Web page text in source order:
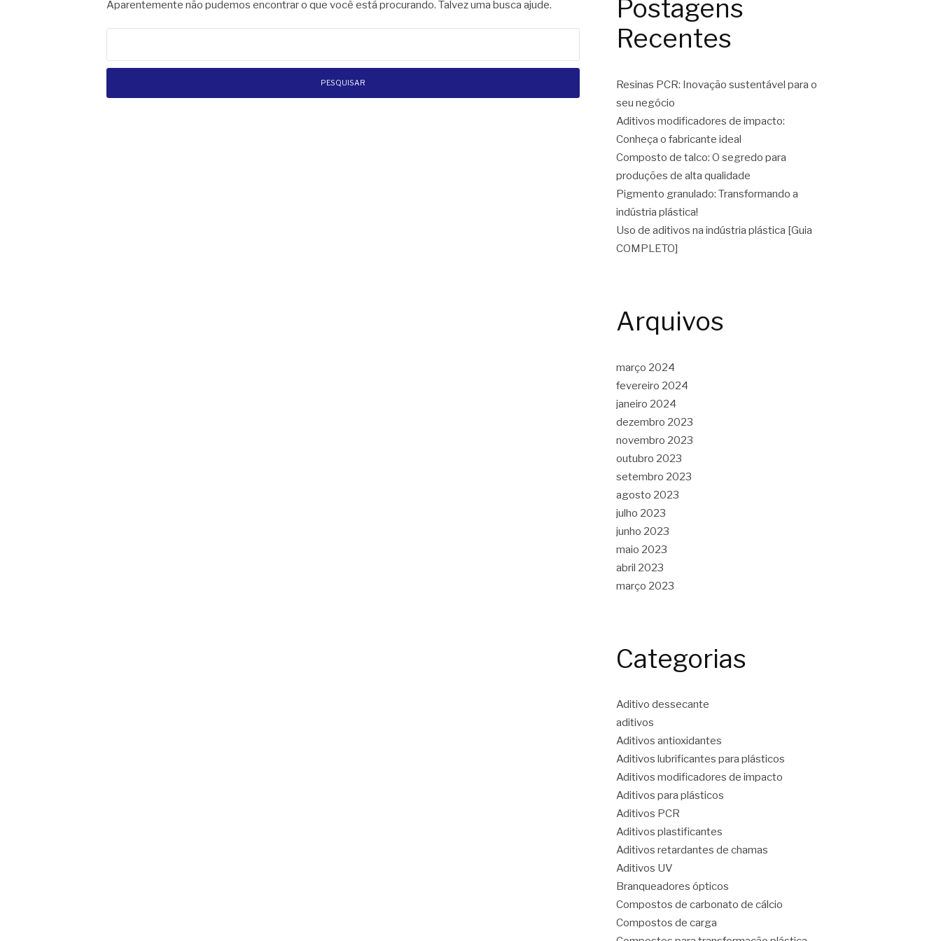
Aparentemente não pudemos encontrar o que você está procurando. Talvez uma busca ajude.
Postagens
Recentes
Resinas PCR: Inovação sustentável para o
seu negócio
Aditivos modificadores de impacto:
Conheça o fabricante ideal
Composto de talco: O segredo para
produções de alta qualidade
Pigmento granulado: Transformando a
indústria plástica!
Uso de aditivos na indústria plástica [Guia
COMPLETO]
Arquivos
março 2024
fevereiro 2024
janeiro 2024
dezembro 2023
novembro 2023
outubro 2023
setembro 2023
agosto 2023
julho 2023
junho 2023
maio 2023
abril 2023
março 2023
Categorias
Aditivo dessecante
aditivos
Aditivos antioxidantes
Aditivos lubrificantes para plásticos
Aditivos modificadores de impacto
Aditivos para plásticos
Aditivos PCR
Aditivos plastificantes
Aditivos retardantes de chamas
Aditivos UV
Branqueadores ópticos
Compostos de carbonato de cálcio
Compostos de carga